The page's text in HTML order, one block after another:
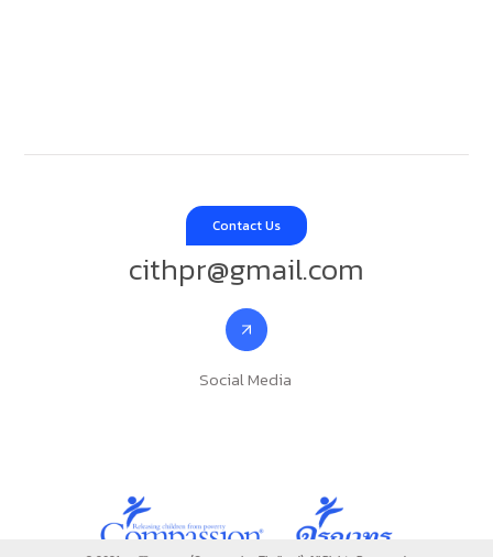
Contact Us
cithpr@gmail.com
Social Media